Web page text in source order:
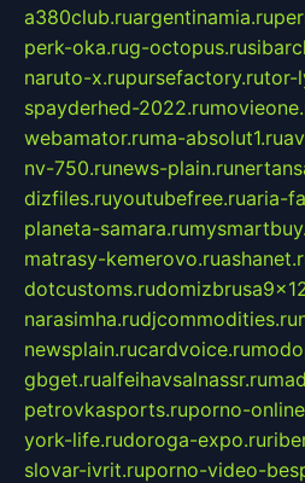
a380club.ruargentinamia.ru
perk-oka.rug-octopus.ru
naruto-x.rupursefactory.rutor-
spayderhed-2022.ru
webamator.ruma-absolut1.ru
nv-750.runews-plain.ru
dizfiles.ruyoutubefree.ruaria-
planeta-samara.ru
matrasy-kemerovo.ru
dotcustoms.ru
narasimha.rudjcommodities.ru
newsplain.rucardvoice.ru
gbget.rualfeihavsalnassr.ru
petrovkasports.ruporno-
york-life.rudoroga-expo.ru
slovar-ivrit.ruporno-video-